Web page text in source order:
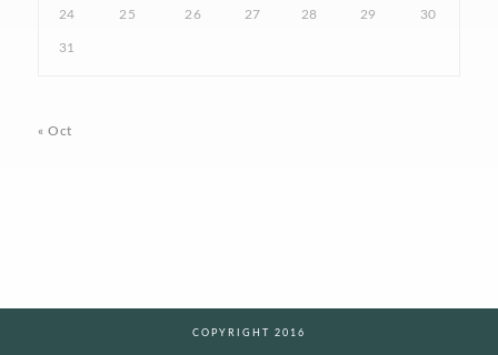
24 25 26 27 28 29 30
31
« Oct
COPYRIGHT 2016